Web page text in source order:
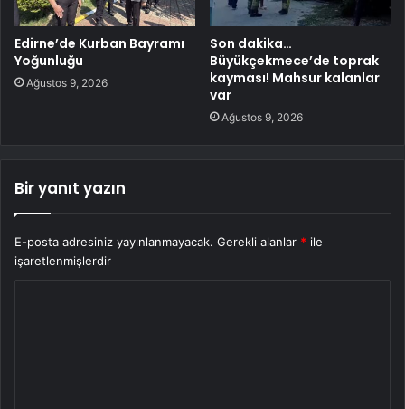
Edirne’de Kurban Bayramı
Yoğunluğu
Ağustos 9, 2026
Son dakika…
Büyükçekmece’de toprak
kayması! Mahsur kalanlar
var
Ağustos 9, 2026
Bir yanıt yazın
E-posta adresiniz yayınlanmayacak. Gerekli alanlar * ile
işaretlenmişlerdir